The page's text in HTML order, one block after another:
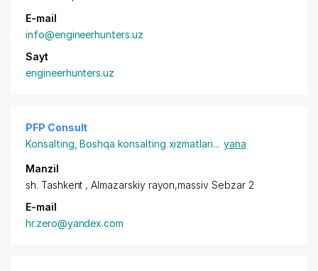
E-mail
info@engineerhunters.uz
Sayt
engineerhunters.uz
PFP Consult
Konsalting ,Boshqa konsalting xizmatlari... yana
Manzil
sh. Tashkent ,Almazarskiy rayon,massiv Sebzar 2
E-mail
hr.zero@yandex.com